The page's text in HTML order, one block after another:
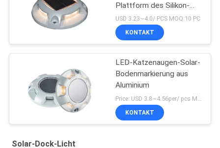
Plattform des Silikon-
IP67 beleuchtet Gebühr
Ni MH 4.5H
USD 3.23~4.0/ PCS MOQ:10 PC
KONTAKT
LED-Katzenaugen-Solar-
Bodenmarkierung aus
Aluminium
Price: USD 3.8~4.56per/ pcs MOQ:10
KONTAKT
Solar-Dock-Licht